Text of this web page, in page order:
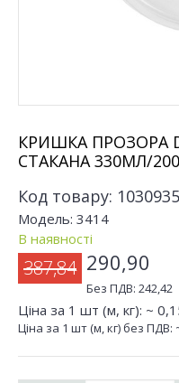
КРИШКА ПРОЗОРА
СТАКАНА 330МЛ/
Код товару: 1030935
Модель: 3414
В наявності
387,84 290,90
Без ПДВ: 242,42
Ціна за 1 шт (м, кг): ~
Ціна за 1 шт (м, кг) без ПДВ: